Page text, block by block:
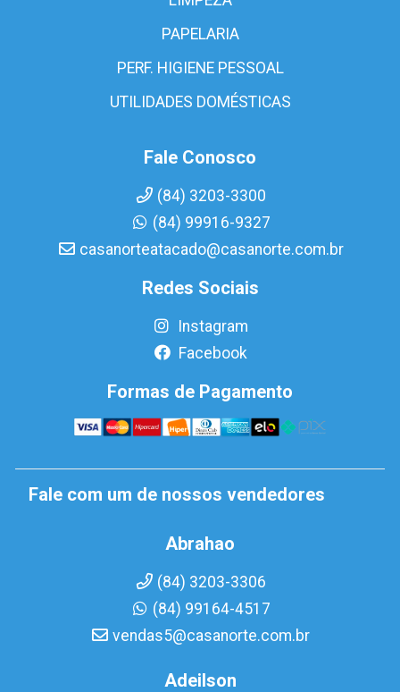
PAPELARIA
PERF. HIGIENE PESSOAL
UTILIDADES DOMÉSTICAS
Fale Conosco
(84) 3203-3300
(84) 99916-9327
casanorteatacado@casanorte.com.br
Redes Sociais
Instagram
Facebook
Formas de Pagamento
Fale com um de nossos vendedores
Abrahao
(84) 3203-3306
(84) 99164-4517
vendas5@casanorte.com.br
Adeilson